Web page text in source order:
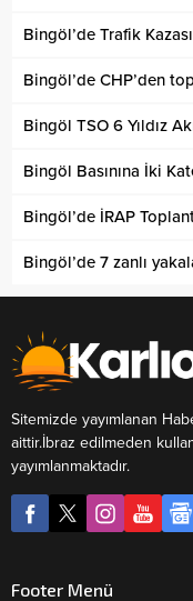
Bingöl’de Trafik
Bingöl’de CHP’den
Bingöl TSO 6 Yıldız
Bingöl Basınına İki
Bingöl’de İRAP
Bingöl’de 7 zanlı
Sitemizde yayımlanan
aittir.İbraz edilmeden
yayımlanmaktadır.
Footer Menü